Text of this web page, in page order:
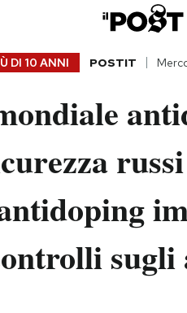
DI 10 ANNI POSTIT